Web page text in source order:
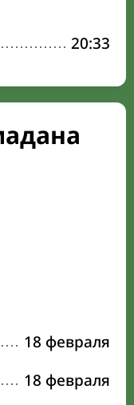
20:33
18 февраля
18 февраля